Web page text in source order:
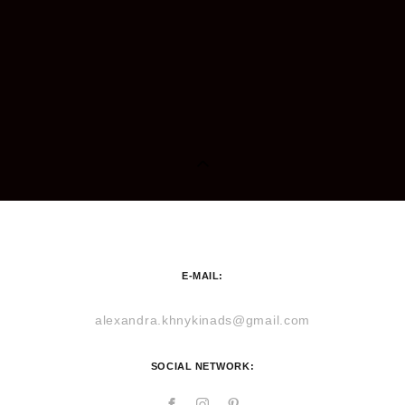
E-MAIL:
alexandra.khnykinads@gmail.com
SOCIAL NETWORK: